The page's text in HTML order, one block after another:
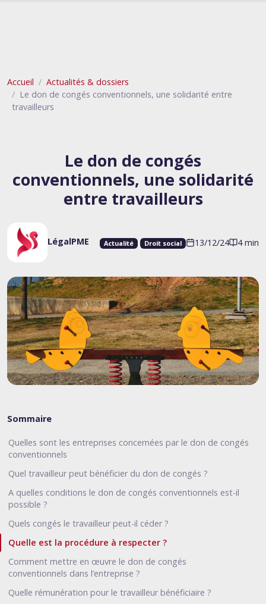
Accueil
Actualités & dossiers
Le don de congés conventionnels, une solidarité entre
travailleurs
Le don de congés
conventionnels, une solidarité
entre travailleurs
LégalPME Actualité Droit social 13/12/24 4 min
Sommaire
Quelles sont les entreprises concernées par le don de congés
conventionnels
Quel travailleur peut bénéficier du don de congés ?
A quelles conditions le don de congés conventionnels est-il
possible ?
Quels congés le travailleur peut-il céder ?
Quelle est la procédure à respecter ?
Comment mettre en œuvre le don de congés
conventionnels dans l’entreprise ?
Quelle rémunération pour le travailleur bénéficiaire ?